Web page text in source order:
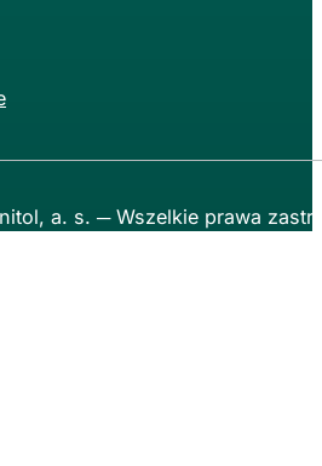
a. s. ─ Wszelkie prawa